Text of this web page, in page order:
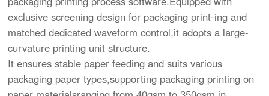
exclusive screening design for packaging print-ing and
matched dedicated waveform control,it adopts a large-
curvature printing unit structure.
It ensures stable paper feeding and suits various
packaging paper types,supporting packaging printing on